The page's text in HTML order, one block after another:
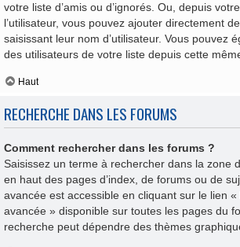
votre liste d’amis ou d’ignorés. Ou, depuis
l’utilisateur, vous pouvez ajouter directement
saisissant leur nom d’utilisateur. Vous pouvez
des utilisateurs de votre liste depuis cette
Haut
RECHERCHE DANS LES FORUMS
Comment rechercher dans les forums ?
Saisissez un terme à rechercher dans la zone
en haut des pages d’index, de forums ou de
avancée est accessible en cliquant sur le lien
avancée » disponible sur toutes les pages du
recherche peut dépendre des thèmes